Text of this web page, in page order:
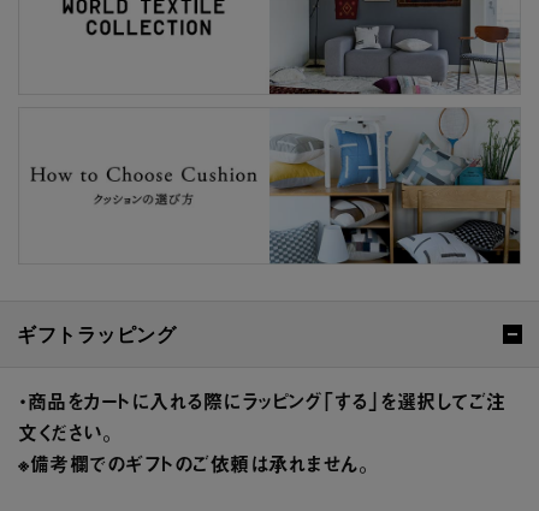
ギフトラッピング
・商品をカートに入れる際にラッピング「する」を選択してご注
文ください。
※備考欄でのギフトのご依頼は承れません。